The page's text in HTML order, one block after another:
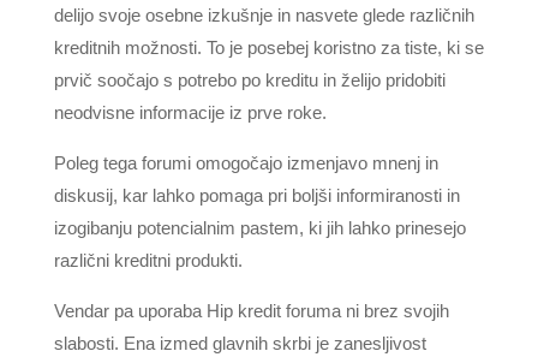
delijo svoje osebne izkušnje in nasvete glede različnih
kreditnih možnosti. To je posebej koristno za tiste, ki se
prvič soočajo s potrebo po kreditu in želijo pridobiti
neodvisne informacije iz prve roke.
Poleg tega forumi omogočajo izmenjavo mnenj in
diskusij, kar lahko pomaga pri boljši informiranosti in
izogibanju potencialnim pastem, ki jih lahko prinesejo
različni kreditni produkti.
Vendar pa uporaba Hip kredit foruma ni brez svojih
slabosti. Ena izmed glavnih skrbi je zanesljivost